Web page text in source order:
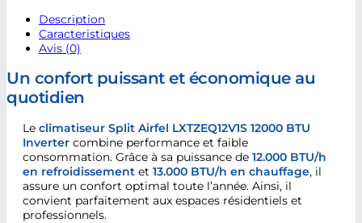
Description
Caracteristiques
Avis (0)
Un confort puissant et économique au
quotidien
Le climatiseur Split Airfel LXTZEQ12V1S 12000 BTU
Inverter combine performance et faible
consommation. Grâce à sa puissance de 12.000 BTU/h
en refroidissement et 13.000 BTU/h en chauffage, il
assure un confort optimal toute l’année. Ainsi, il
convient parfaitement aux espaces résidentiels et
professionnels.